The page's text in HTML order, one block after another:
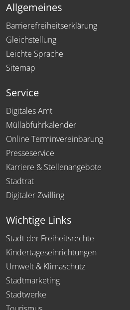
Allgemeines
Barrierefreiheitserklärung
Gleichstellung
Leichte Sprache
Sitemap
Service
Digitales Amt
Müllabfuhrkalender
Online Terminvereinbarung
Presseservice
Karriere & Stellenangebote
Stadtrat
Digitaler Zwilling
Wichtige Links
Stadt der Freiheitsrechte
Kindertageseinrichtungen
Umwelt & Klimaschutz
Stadtmarketing
Stadtwerke